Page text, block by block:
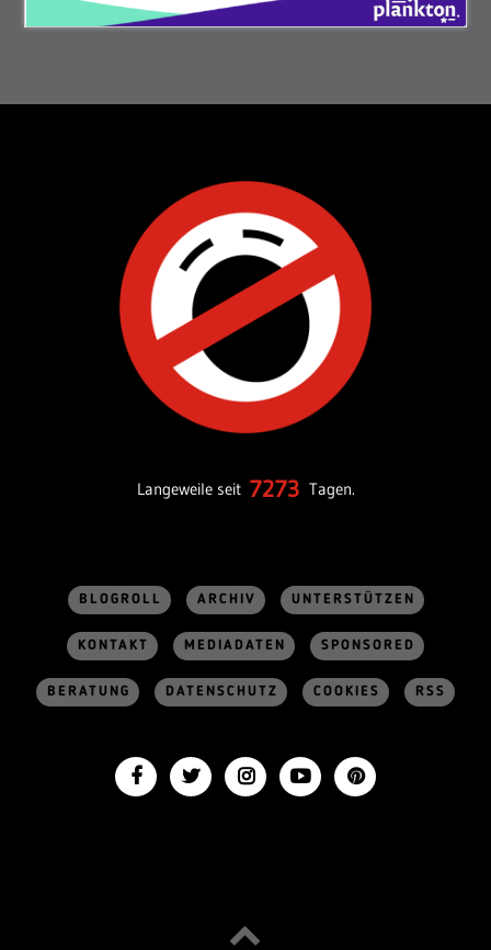
Langeweile seit 7273 Tagen.
BLOGROLL ARCHIV UNTERSTÜTZEN
KONTAKT MEDIADATEN SPONSORED
BERATUNG DATENSCHUTZ COOKIES RSS